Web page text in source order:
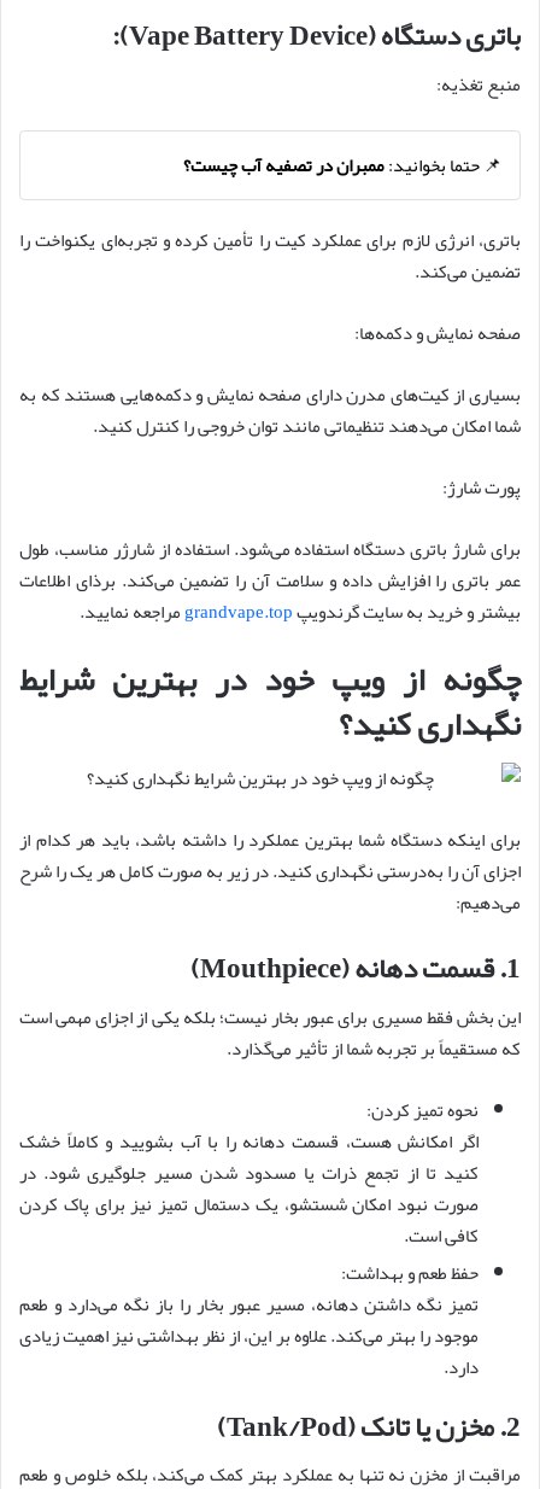
باتری دستگاه (Vape Battery Device):
منبع تغذیه:
📌 حتما بخوانید:ممبران در تصفیه آب چیست؟
باتری، انرژی لازم برای عملکرد کیت را تأمین کرده و تجربه‌ای یکنواخت را
تضمین می‌کند.
صفحه نمایش و دکمه‌ها:
بسیاری از کیت‌های مدرن دارای صفحه نمایش و دکمه‌هایی هستند که به
شما امکان می‌دهند تنظیماتی مانند توان خروجی را کنترل کنید.
پورت شارژ:
برای شارژ باتری دستگاه استفاده می‌شود. استفاده از شارژر مناسب، طول
عمر باتری را افزایش داده و سلامت آن را تضمین می‌کند. برذای اطلاعات
بیشتر و خرید به سایت گرندویپgrandvape.topمراجعه نمایید.
چگونه از ویپ خود در بهترین شرایط
نگهداری کنید؟
برای اینکه دستگاه شما بهترین عملکرد را داشته باشد، باید هر کدام از
اجزای آن را به‌درستی نگهداری کنید. در زیر به صورت کامل هر یک را شرح
می‌دهیم:
1. قسمت دهانه (Mouthpiece)
این بخش فقط مسیری برای عبور بخار نیست؛ بلکه یکی از اجزای مهمی است
که مستقیماً بر تجربه شما از تأثیر می‌گذارد.
نحوه تمیز کردن:
اگر امکانش هست، قسمت دهانه را با آب بشویید و کاملاً خشک
کنید تا از تجمع ذرات یا مسدود شدن مسیر جلوگیری شود. در
صورت نبود امکان شستشو، یک دستمال تمیز نیز برای پاک کردن
کافی است.
حفظ طعم و بهداشت:
تمیز نگه داشتن دهانه، مسیر عبور بخار را باز نگه می‌دارد و طعم
موجود را بهتر می‌کند. علاوه بر این، از نظر بهداشتی نیز اهمیت زیادی
دارد.
2. مخزن یا تانک (Tank/Pod)
مراقبت از مخزن نه تنها به عملکرد بهتر کمک می‌کند، بلکه خلوص و طعم